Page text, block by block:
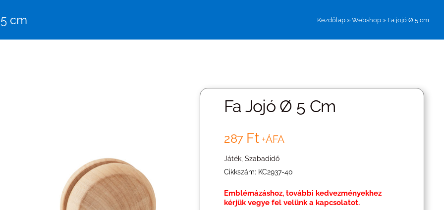
cm Kezdőlap » Webshop » Fa jojó Ø 5 cm
Fa Jojó Ø 5 Cm
287 Ft +ÁFA
Játék, Szabadidő
Cikkszám: KC2937-40
Emblémázáshoz, további kedvezményekhez
kérjük vegye fel velünk a kapcsolatot.